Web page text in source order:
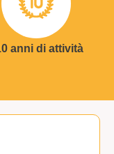
anni di attività